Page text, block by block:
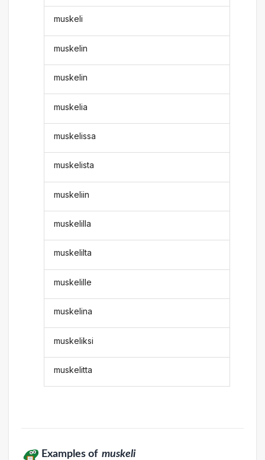
muskeli
muskelin
muskelin
muskelia
muskelissa
muskelista
muskeliin
muskelilla
muskelilta
muskelille
muskelina
muskeliksi
muskelitta
Examples of muskeli